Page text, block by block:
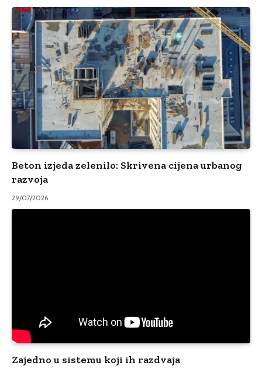
Beton izjeda zelenilo: Skrivena cijena urbanog
razvoja
29/07/2026
Zajedno u sistemu koji ih razdvaja